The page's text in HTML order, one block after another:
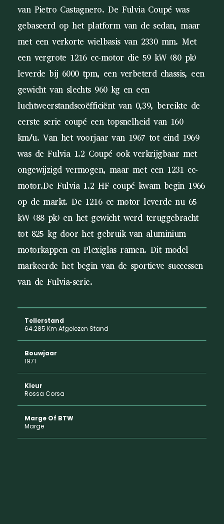
van Pietro Castagnero. De Fulvia Coupé was
gebaseerd op het platform van de sedan, maar
met een verkorte wielbasis van 2330 mm. Met
een vergrote 1216 cc-motor die 59 kW (80 pk)
leverde bij 6000 tpm, een verbeterd chassis, een
gewicht van slechts 960 kg en een
luchtweerstandscoëfficiënt van 0,39, bereikte de
eerste serie coupé een topsnelheid van 160
km/u. Van het voorjaar van 1967 tot eind 1969
was de Fulvia 1.2 Coupé ook verkrijgbaar met
ongewijzigd vermogen, maar met een 1231 cc-
motor.De Fulvia 1.2 HF coupé kwam begin 1966
op de markt. De 1216 cc motor leverde nu 65
kW (88 pk) en het gewicht werd teruggebracht
tot 825 kg door het gebruik van aluminium
motorkappen en Plexiglas ramen. Dit model
markeerde het begin van de sportieve successen
van de Fulvia-serie.
Tellerstand
64.285 Km Afgelezen Stand
Bouwjaar
1971
Kleur
Rossa Corsa
Marge Of BTW
Marge